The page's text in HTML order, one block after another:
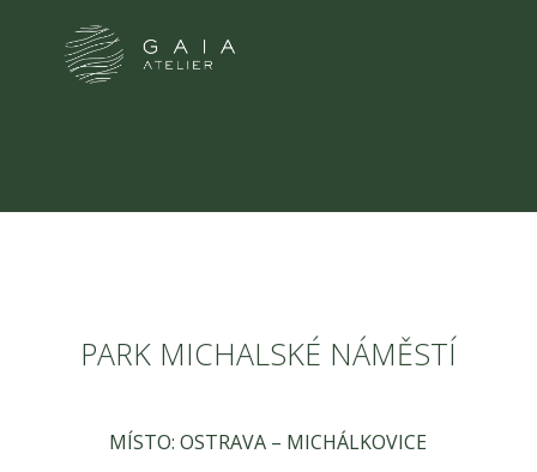
PARK MICHALSKÉ NÁMĚSTÍ
MÍSTO: OSTRAVA – MICHÁLKOVICE